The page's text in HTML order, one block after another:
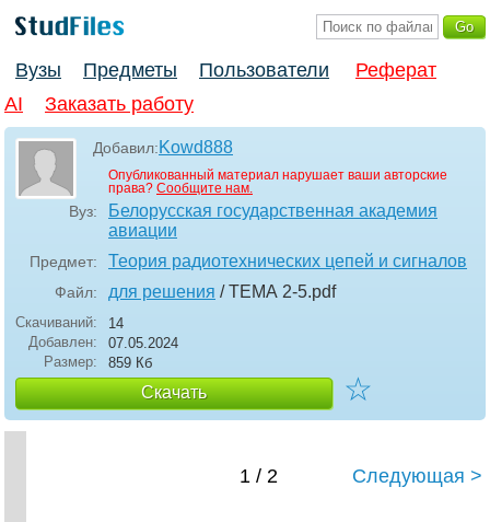
Вузы Предметы Пользователи
Реферат
AI
Заказать работу
Добавил:Kowd888
Опубликованный материал нарушает ваши авторские
права? Сообщите нам.
Вуз:
Белорусская государственная академия
авиации
Предмет: Теория радиотехнических цепей и сигналов
Файл: для решения / ТЕМА 2-5.pdf
Скачиваний:
14
Добавлен:
07.05.2024
Размер:
859 Кб
Скачать ☆
1 / 2 Следующая >